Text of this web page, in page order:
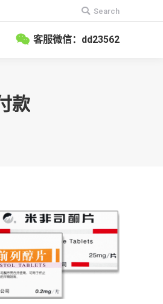
搜
索：
Search
客服微信：dd23562
款